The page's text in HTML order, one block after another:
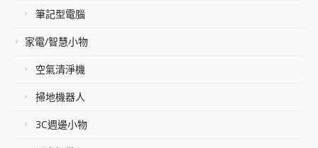
筆記型電腦
家電/智慧小物
空氣清淨機
掃地機器人
3C週邊小物